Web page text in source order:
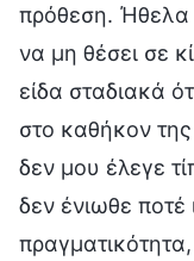
πρόθεση. Ήθελα
να μη θέσει σε
είδα σταδιακά
στο καθήκον της
δεν μου έλεγε
δεν ένιωθε ποτέ